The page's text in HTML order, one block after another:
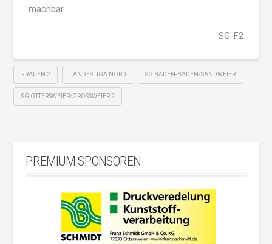
machbar.
SG-F2
FRAUEN 2 LANDESLIGA NORD SG BADEN-BADEN/SANDWEIER
SG OTTERSWEIER/GROSSWEIER 2
PREMIUM SPONSOREN